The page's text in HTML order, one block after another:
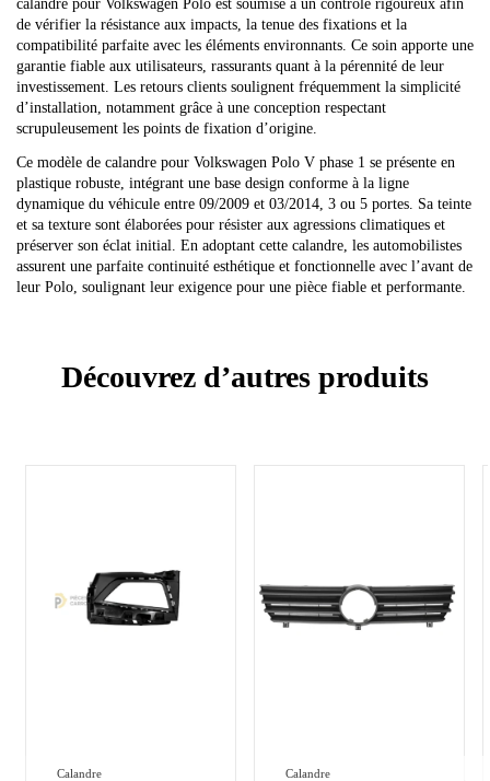
calandre pour Volkswagen Polo est soumise à un contrôle rigoureux afin
de vérifier la résistance aux impacts, la tenue des fixations et la
compatibilité parfaite avec les éléments environnants. Ce soin apporte une
garantie fiable aux utilisateurs, rassurants quant à la pérennité de leur
investissement. Les retours clients soulignent fréquemment la simplicité
d’installation, notamment grâce à une conception respectant
scrupuleusement les points de fixation d’origine.
Ce modèle de calandre pour Volkswagen Polo V phase 1 se présente en
plastique robuste, intégrant une base design conforme à la ligne
dynamique du véhicule entre 09/2009 et 03/2014, 3 ou 5 portes. Sa teinte
et sa texture sont élaborées pour résister aux agressions climatiques et
préserver son éclat initial. En adoptant cette calandre, les automobilistes
assurent une parfaite continuité esthétique et fonctionnelle avec l’avant de
leur Polo, soulignant leur exigence pour une pièce fiable et performante.
Découvrez d’autres produits
Calandre Calandre